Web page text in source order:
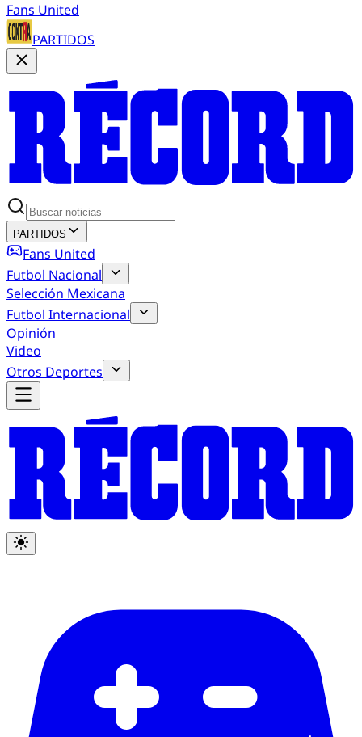
Fans United
PARTIDOS
PARTIDOS
Fans United
Futbol Nacional
Selección Mexicana
Futbol Internacional
Opinión
Video
Otros Deportes